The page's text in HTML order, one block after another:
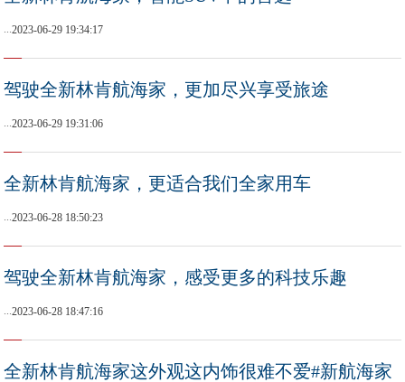
...2023-06-29 19:34:17
驾驶全新林肯航海家，更加尽兴享受旅途
...2023-06-29 19:31:06
全新林肯航海家，更适合我们全家用车
...2023-06-28 18:50:23
驾驶全新林肯航海家，感受更多的科技乐趣
...2023-06-28 18:47:16
全新林肯航海家这外观这内饰很难不爱#新航海家